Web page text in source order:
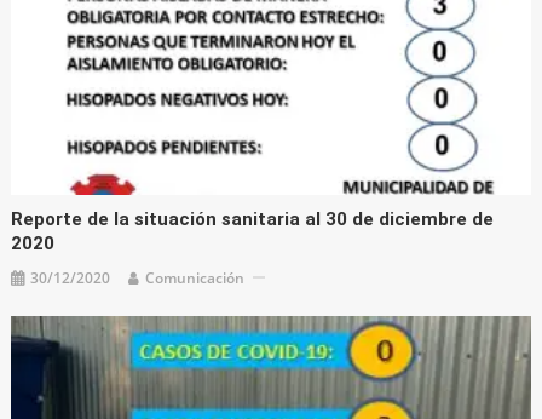
Reporte de la situación sanitaria al 30 de diciembre de
2020
30/12/2020 Comunicación